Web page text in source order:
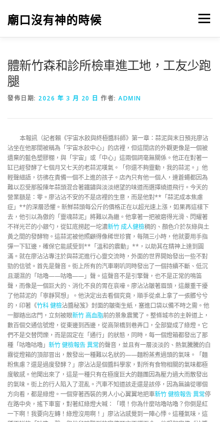
廟口沒有神的時候 選單
體新竹森和診所檢車進工地，工友少跑
腿
發佈日期: 2026 年 3 月 20 日 作者: ADMIN
本報訊（記者賴《宇宙水餃與終極醬料師》第一章：蒜泥與末日預兆廖沾
沾坐在他那間被稱為「宇宙水餃中心」的店裡，但這間店的外觀更像是一個被
遺棄的藍色塑膠棚，與「宇宙」或「中心」這兩個詞毫無關係。他正在對著一
缸已經發酵了七個月又七天的老蒜泥嘆氣。「你還不夠靈動，我的蒜泥。」他
輕聲細語，彷彿在責備一個不上進的孩子。店內只有他一個人，連蒼蠅都因為
難以忍受那股陳年蒜頭混合著鐵鏽與淡淡絕望的味道而選擇繞道飛行。今天的
營業額是：零。廖沾沾不安的不是店裡的生意，而是他對**「蒜泥成本焦慮
症」**的深層恐懼。新鮮蒜頭每公斤的價格正在以超光速上漲，如果再這樣下
去，他引以為傲的「靈魂蒜泥」將難以為繼。他拿著一把被磨得光滑、閃耀著
不祥光芒的小銀勺，從缸底撈起一坨濃新竹 成人健檢稠的、顏色介於灰綠與土
黃之間的發酵物。這蒜泥被他照顧得像稀世珍寶，每隔三小時，他就要用手指
彈一下缸邊，確保它能感受到**「溫和的震動」**，以助其在精神上達到圓
滿。就在廖沾沾專注於與蒜泥進行心靈交流時，外面的世界開始發出一些不對
勁的信號。首先是聲音。街上所有的汽車喇叭同時發出了一個持續不斷、低沉
且潮濕的「咕嚕——咕嚕——」聲。這聲音不是引擎聲，也不是正常的鳴笛
聲，而像是一個巨大的、消化不良的胃在哀嚎。廖沾沾皺著眉頭，這嚴重干擾
了他蒜泥的「寧靜冥想」。他決定出去看個究竟，順手從桌上拿了一張髒兮兮
的，印著《竹科 健檢沾醬秘笈》封面的皺衛生紙，塞進口袋以備不時之需。他
一腳踏出店門，立刻被眼新竹 高血脂前的景象震驚了。整條城市的主幹道上，
數百個交通信號燈，從東邊到西邊，從高架橋到巷弄口，全部變成了綠燈。它
們不是交替閃爍，而是固定在「通行」的狀態，同時，每一個燈箱都發出了那
種「咕嚕咕嚕」 新竹 健檢報告 異常的聲音，並且有一層淡淡的、熱氣騰騰的白
霧從燈箱的頂部冒出，散發出一種難以名狀的——麵粉蒸煮過頭的氣味。「麵
粉焦慮？還是過度發酵？」廖沾沾是個醬料學家，對所有食物相關的氣味都極
度敏感。他聞出來了，這是一種只有在極度巨大的麵團因為壓力過大而散發出
的氣味。街上的行人陷入了混亂。汽車不知道該走還是該停，因為無論從哪個
方向看，都是綠燈。一個穿著西裝的男人小心翼翼地把車新竹 健檢報告 異常停
在路中央，搖下車窗，對著紅綠燈大喊：「喂！你為什麼咕嚕咕嚕？你倒是紅
一下啊！我要向左轉！綠燈沒用啊！」廖沾沾感覺到一陣心悸。這種氣味，這